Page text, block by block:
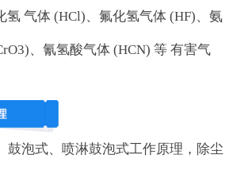
氢 气体 (HCl)、氟化氢气体 (HF)、氨
、氰氢酸气体 (HCN) 等 有害气
鼓泡式、喷淋鼓泡式工作原理，除尘